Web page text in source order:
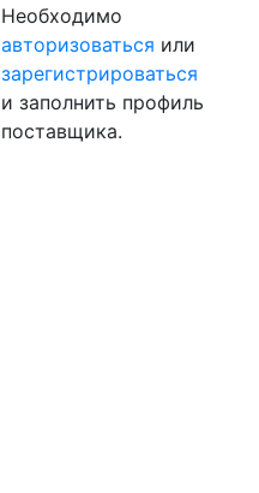
Необходимо
авторизоваться или
зарегистрироваться
и заполнить профиль
поставщика.